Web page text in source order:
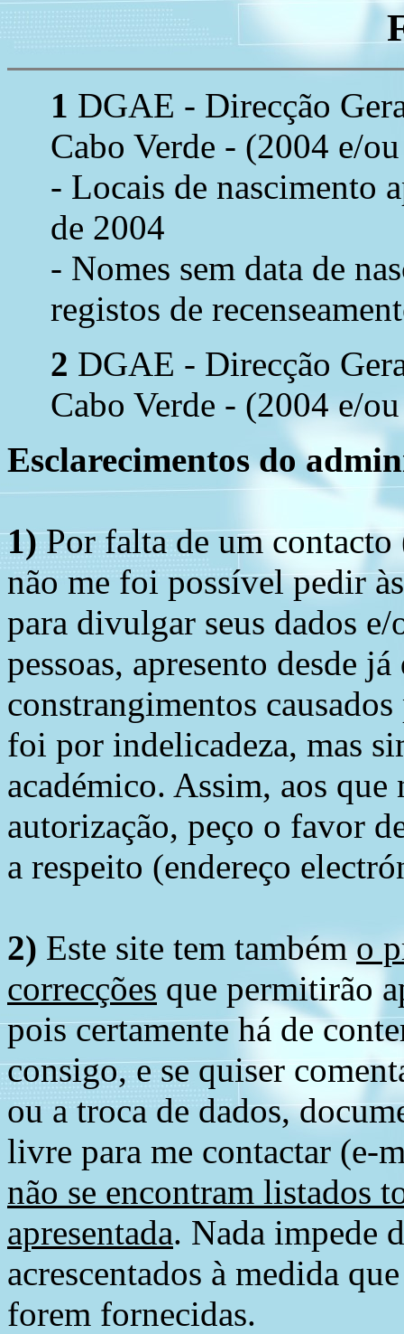
1 DGAE - Direcção
Cabo Verde - (2004 e/
- Locais de nascimento
de 2004
- Nomes sem data de
registos de
2 DGAE - Direcção
Cabo Verde - (2004 e/
Esclarecimentos do
1)Por falta de um contacto
não me foi possível pedir
para divulgar seus dados
pessoas, apresento desde
constrangimentos
foi por indelicadeza, mas
académico. Assim, aos
autorização, peço o favor
a respeito (endereço
2) Este site tem tambémo
correcções que permitirão
pois certamente há de
consigo, e se quiser
ou a troca de dados,
livre para me contactar (e-
não se encontram listados
apresentada. Nada impede
acrescentados à medida
forem fornecidas.